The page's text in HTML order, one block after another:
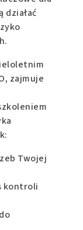
zajmuje
Twojej
kontroli